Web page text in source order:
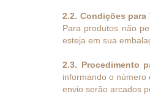
2.2. Condições para
Para produtos não
esteja em sua
2.3. Procedimento
informando o número
envio serão arcados